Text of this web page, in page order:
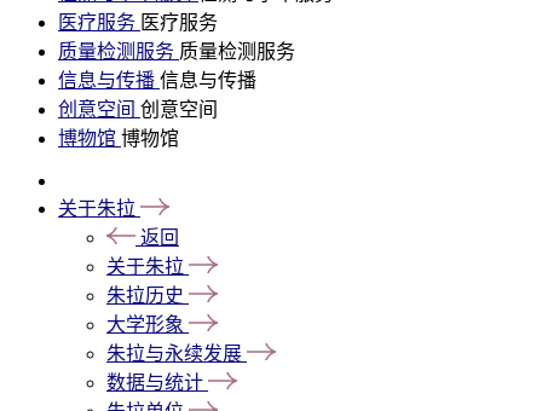
医疗服务 医疗服务
质量检测服务 质量检测服务
信息与传播 信息与传播
创意空间 创意空间
博物馆 博物馆
关于朱拉
返回
关于朱拉
朱拉历史
大学形象
朱拉与永续发展
数据与统计